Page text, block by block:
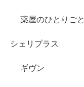
薬屋のひとりごと
シェリプラス
ギヴン